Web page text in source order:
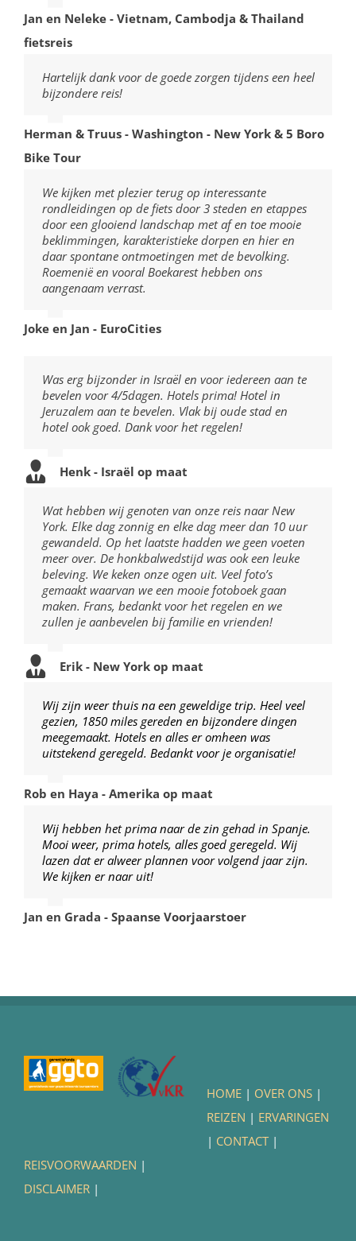
Jan en Neleke - Vietnam, Cambodja & Thailand
fietsreis
Hartelijk dank voor de goede zorgen tijdens een heel
bijzondere reis!
Herman & Truus - Washington - New York & 5 Boro
Bike Tour
We kijken met plezier terug op interessante
rondleidingen op de fiets door 3 steden en etappes
door een glooiend landschap met af en toe mooie
beklimmingen, karakteristieke dorpen en hier en
daar spontane ontmoetingen met de bevolking.
Roemenië en vooral Boekarest hebben ons
aangenaam verrast.
Joke en Jan - EuroCities
Was erg bijzonder in Israël en voor iedereen aan te
bevelen voor 4/5dagen. Hotels prima! Hotel in
Jeruzalem aan te bevelen. Vlak bij oude stad en
hotel ook goed. Dank voor het regelen!
Henk - Israël op maat
Wat hebben wij genoten van onze reis naar New
York. Elke dag zonnig en elke dag meer dan 10 uur
gewandeld. Op het laatste hadden we geen voeten
meer over. De honkbalwedstijd was ook een leuke
beleving. We keken onze ogen uit. Veel foto’s
gemaakt waarvan we een mooie fotoboek gaan
maken. Frans, bedankt voor het regelen en we
zullen je aanbevelen bij familie en vrienden!
Erik - New York op maat
Wij zijn weer thuis na een geweldige trip. Heel veel
gezien, 1850 miles gereden en bijzondere dingen
meegemaakt. Hotels en alles er omheen was
uitstekend geregeld. Bedankt voor je organisatie!
Rob en Haya - Amerika op maat
Wij hebben het prima naar de zin gehad in Spanje.
Mooi weer, prima hotels, alles goed geregeld. Wij
lazen dat er alweer plannen voor volgend jaar zijn.
We kijken er naar uit!
Jan en Grada - Spaanse Voorjaarstoer
HOME | OVER ONS |
REIZEN | ERVARINGEN
| CONTACT |
REISVOORWAARDEN |
DISCLAIMER |